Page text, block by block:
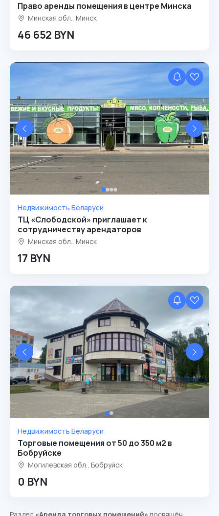
Право аренды помещения в центре Минска
Минская обл., Минск
46 652 BYN
Недвижимость Беларуси
ТЦ «Слободской» приглашает к
сотрудничеству арендаторов
Минская обл., Минск
17 BYN
Недвижимость Беларуси
Торговые помещения от 50 до 350 м2 в
Бобруйске
Могилевская обл., Бобруйск
0 BYN